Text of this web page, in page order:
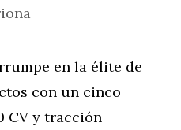
en la élite de
con un cinco
CV y tracción